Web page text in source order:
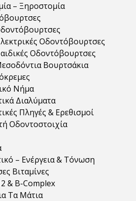
– Ξηροστομία
Οδοντόβουρτσες
Οδοντόβουρτσες
Βουρτσάκια
Νήμα
Διαλύματα
Πληγές & Ερεθισμοί
Οδοντοστοιχία
– Ενέργεια & Τόνωση
Βιταμίνες
& Β-Complex
Τα Μάτια